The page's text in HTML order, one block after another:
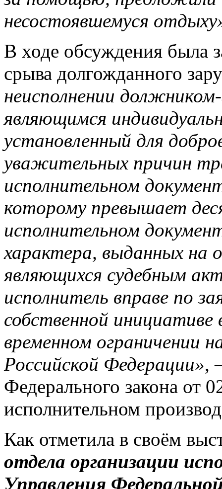
несостоявшемуся
В ходе обсуждения была
срыва долгожданного
неисполнении
являющимся
установленный для
уважительных причин
исполнительном
которому превышает
исполнительном
характера, выданных на
являющихся судебным
исполнитель вправе по
собственной
временном ограничении
Российской Федерации»,
Федерального закона
исполнительном
Как отметила в своём
отдела организации
Управления